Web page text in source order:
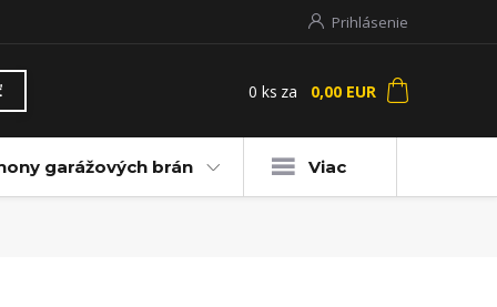
Prihlásenie
0 ks za 0,00 EUR
garážových brán Viac